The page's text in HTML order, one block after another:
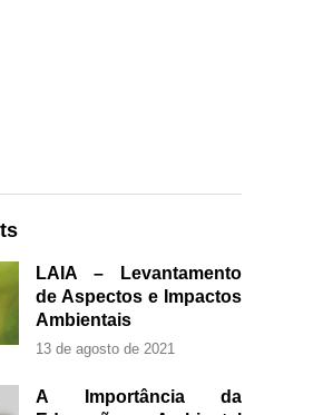
LAIA – Levantamento
de Aspectos e Impactos
Ambientais
13 de agosto de 2021
A Importância da